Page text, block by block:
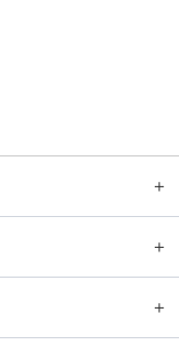
＋
＋
＋